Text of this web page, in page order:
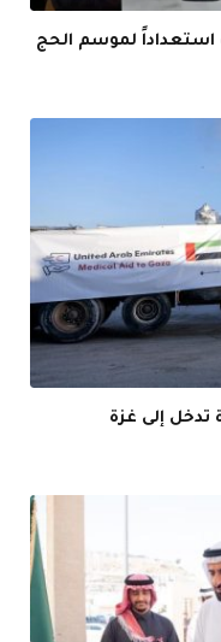
استعداداً لموسم الحج
تدخل إلى غزة